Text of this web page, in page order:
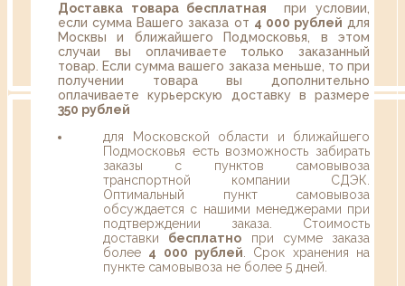
Доставка товара бесплатная при условии,
если сумма Вашего заказа от 4 000 рублей для
Москвы и ближайшего Подмосковья, в этом
случаи вы оплачиваете только заказанный
товар. Если сумма вашего заказа меньше, то при
получении товара вы дополнительно
оплачиваете курьерскую доставку в размере
350 рублей
для Московской области и ближайшего
Подмосковья есть возможность забирать
заказы с пунктов самовывоза
транспортной компании СДЭК.
Оптимальный пункт самовывоза
обсуждается с нашими менеджерами при
подтверждении заказа. Стоимость
доставки бесплатно при сумме заказа
более 4 000 рублей . Срок хранения на
пункте самовывоза не более 5 дней.